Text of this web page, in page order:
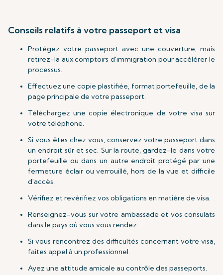
Conseils relatifs à votre passeport et visa
Protégez votre passeport avec une couverture, mais
retirez-la aux comptoirs d'immigration pour accélérer le
processus.
Effectuez une copie plastifiée, format portefeuille, de la
page principale de votre passeport.
Téléchargez une copie électronique de votre visa sur
votre téléphone.
Si vous êtes chez vous, conservez votre passeport dans
un endroit sûr et sec. Sur la route, gardez-le dans votre
portefeuille ou dans un autre endroit protégé par une
fermeture éclair ou verrouillé, hors de la vue et difficile
d'accès.
Vérifiez et revérifiez vos obligations en matière de visa.
Renseignez-vous sur votre ambassade et vos consulats
dans le pays où vous vous rendez.
Si vous rencontrez des difficultés concernant votre visa,
faites appel à un professionnel.
Ayez une attitude amicale au contrôle des passeports.